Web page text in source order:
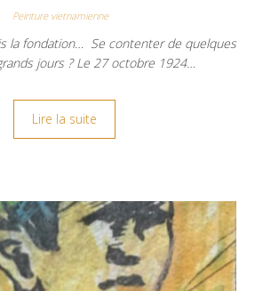
Peinture vietnamienne
la fondation… Se contenter de quelques
jours ? Le 27 octobre 1924…
Lire la suite